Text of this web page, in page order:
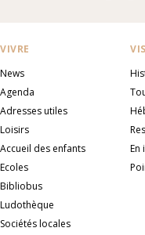
VIVRE
News
Agenda
Adresses utiles
Loisirs
Accueil des enfants
Ecoles
Bibliobus
Ludothèque
Sociétés locales
En